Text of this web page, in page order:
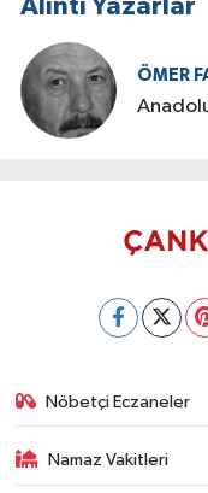
Alıntı Yazarlar
ÖMER
Nöbetçi Eczaneler
Namaz Vakitleri